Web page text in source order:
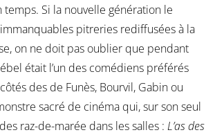
Si la nouvelle génération le
pitreries rediffusées à la
on ne doit pas oublier que pendant
était l’un des comédiens préférés
des de Funès, Bourvil, Gabin ou
sacré de cinéma qui, sur son seul
raz-de-marée dans les salles : L’as des